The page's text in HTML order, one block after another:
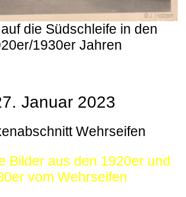
die Südschleife in den
1930er Jahren
Januar 2023
Wehrseifen
Bilder aus den 1920er und
vom Wehrseifen